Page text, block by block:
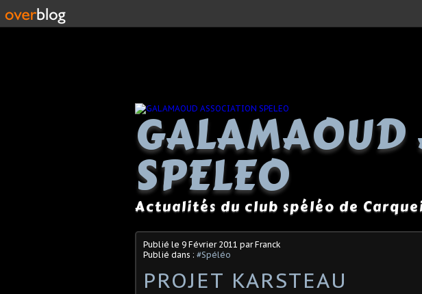
GALAMAOUD
SPELEO
Actualités du club spéléo de
Publié le 9 Février 2011 par Franck
Publié dans : #Spéléo
PROJET KARSTEAU